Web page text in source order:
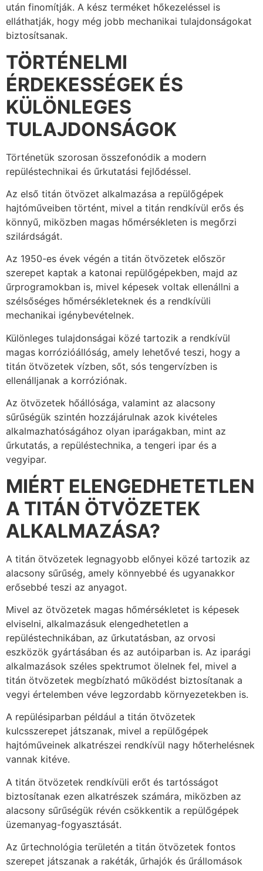
után finomítják. A kész terméket hőkezeléssel is
elláthatják, hogy még jobb mechanikai tulajdonságokat
biztosítsanak.
TÖRTÉNELMI
ÉRDEKESSÉGEK ÉS
KÜLÖNLEGES
TULAJDONSÁGOK
Történetük szorosan összefonódik a modern
repüléstechnikai és űrkutatási fejlődéssel.
Az első titán ötvözet alkalmazása a repülőgépek
hajtóműveiben történt, mivel a titán rendkívül erős és
könnyű, miközben magas hőmérsékleten is megőrzi
szilárdságát.
Az 1950-es évek végén a titán ötvözetek először
szerepet kaptak a katonai repülőgépekben, majd az
űrprogramokban is, mivel képesek voltak ellenállni a
szélsőséges hőmérsékleteknek és a rendkívüli
mechanikai igénybevételnek.
Különleges tulajdonságai közé tartozik a rendkívül
magas korrózióállóság, amely lehetővé teszi, hogy a
titán ötvözetek vízben, sőt, sós tengervízben is
ellenálljanak a korróziónak.
Az ötvözetek hőállósága, valamint az alacsony
sűrűségük szintén hozzájárulnak azok kivételes
alkalmazhatóságához olyan iparágakban, mint az
űrkutatás, a repüléstechnika, a tengeri ipar és a
vegyipar.
MIÉRT ELENGEDHETETLEN
A TITÁN ÖTVÖZETEK
ALKALMAZÁSA?
A titán ötvözetek legnagyobb előnyei közé tartozik az
alacsony sűrűség, amely könnyebbé és ugyanakkor
erősebbé teszi az anyagot.
Mivel az ötvözetek magas hőmérsékletet is képesek
elviselni, alkalmazásuk elengedhetetlen a
repüléstechnikában, az űrkutatásban, az orvosi
eszközök gyártásában és az autóiparban is. Az iparági
alkalmazások széles spektrumot ölelnek fel, mivel a
titán ötvözetek megbízható működést biztosítanak a
vegyi értelemben véve legzordabb környezetekben is.
A repülésiparban például a titán ötvözetek
kulcsszerepet játszanak, mivel a repülőgépek
hajtóműveinek alkatrészei rendkívül nagy hőterhelésnek
vannak kitéve.
A titán ötvözetek rendkívüli erőt és tartósságot
biztosítanak ezen alkatrészek számára, miközben az
alacsony sűrűségük révén csökkentik a repülőgépek
üzemanyag-fogyasztását.
Az űrtechnológia területén a titán ötvözetek fontos
szerepet játszanak a rakéták, űrhajók és űrállomások